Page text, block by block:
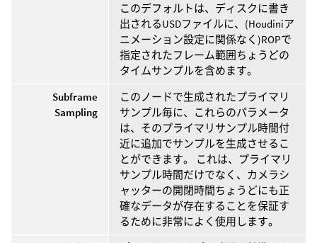
このデフォルトは、ディスクに書き
出されるUSDファイルに、(Houdiniア
ニメーション設定に関係なく)ROPで
指定されたフレーム範囲ちょうどの
タイムサンプルを含めます。
Subframe
Sampling
このノードで生成されたプライマリ
サンプル毎に、これらのパラメータ
は、そのプライマリサンプル時間付
近に追加でサンプルを生成させるこ
とができます。 これは、プライマリ
サンプル時間だけでなく、カメラシ
ャッターの開閉時間ちょうどにも正
確なデータが存在することを保証す
るために非常によく使用します。